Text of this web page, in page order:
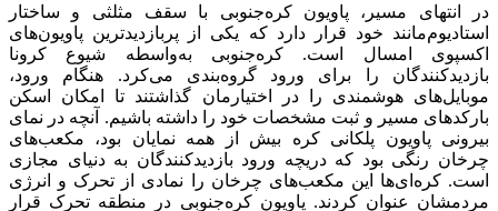
در انتهای مسیر، پاویون کره‌جنوبی با سقف مثلثی و ساختار
استادیوم‌مانند خود قرار دارد که یکی از پربازدیدترین پاویون‌های
اکسپوی امسال است. کره‌جنوبی به‌واسطه شیوع کرونا
بازدیدکنندگان را برای ورود گروه‌بندی می‌کرد. هنگام ورود،
موبایل‌های هوشمندی را در اختیارمان گذاشتند تا امکان اسکن
بارکدهای مسیر و ثبت مشخصات خود را داشته باشیم. آنچه در نمای
بیرونی پاویون پلکانی کره بیش از همه نمایان بود، مکعب‌های
چرخان رنگی بود که دریچه ورود بازدیدکنندگان به دنیای مجازی
است. کره‌‌‌ای‌‌‌ها این مکعب‌‌‌های چرخان را نمادی از تحرک و انرژی
مردمشان عنوان کردند. پاویون کره‌جنوبی در منطقه تحرک قرار